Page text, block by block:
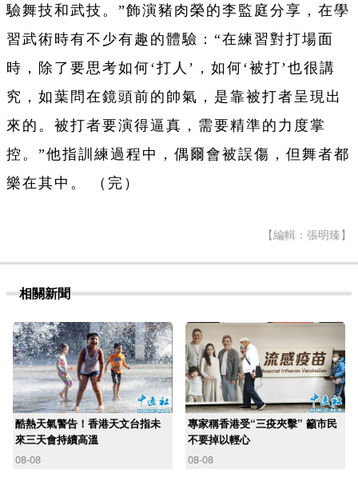
驗舞技和武技。”飾演豬肉榮的李監庭分享，在學
習武術時有不少有趣的體驗：“在練習對打場面
時，除了要思考如何‘打人’，如何‘被打’也很講
究，如葉問在鏡頭前的帥氣，是靠被打者呈現出
來的。被打者要演得逼真，需要精準的力度掌
控。”他指訓練過程中，偶爾會被誤傷，但舞者都
樂在其中。 （完）
【編輯：張明臻】
相關新聞
酷熱天氣警告！香港天文台指未
來三天會持續高溫
08-08
專家稱香港受“三疫夾擊” 籲市民
不要掉以輕心
08-08